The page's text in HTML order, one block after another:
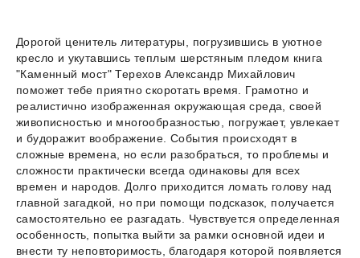
Дорогой ценитель литературы, погрузившись в уютное
кресло и укутавшись теплым шерстяным пледом книга
"Каменный мост" Терехов Александр Михайлович
поможет тебе приятно скоротать время. Грамотно и
реалистично изображенная окружающая среда, своей
живописностью и многообразностью, погружает, увлекает
и будоражит воображение. События происходят в
сложные времена, но если разобраться, то проблемы и
сложности практически всегда одинаковы для всех
времен и народов. Долго приходится ломать голову над
главной загадкой, но при помощи подсказок, получается
самостоятельно ее разгадать. Чувствуется определенная
особенность, попытка выйти за рамки основной идеи и
внести ту неповторимость, благодаря которой появляется